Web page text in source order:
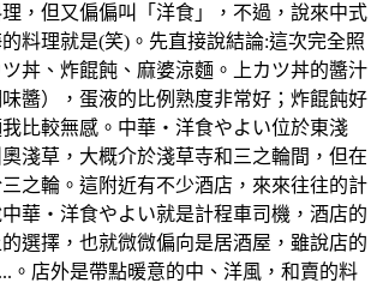
，但又偏偏叫「洋食」，不過，說來中式
料理就是(笑)。先直接說結論:這次完全照
丼、炸餛飩、麻婆涼麵。上カツ丼的醬汁
醬），蛋液的比例熟度非常好；炸餛飩好
比較無感。中華・洋食やよい位於東淺
淺草，大概介於淺草寺和三之輪間，但在
之輪。這附近有不少酒店，來來往往的計
華・洋食やよい就是計程車司機，酒店的
選擇，也就微微偏向是居酒屋，雖說店的
。店外是帶點暖意的中、洋風，和賣的料